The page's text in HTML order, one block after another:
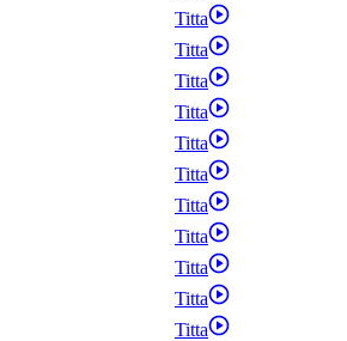
Titta
Titta
Titta
Titta
Titta
Titta
Titta
Titta
Titta
Titta
Titta